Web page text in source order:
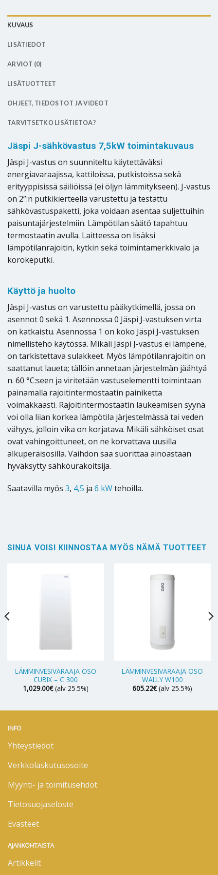
KUVAUS
LISÄTIEDOT
ARVIOT (0)
LISÄTUOTTEET
OHJEET, TIEDOSTOT JA VIDEOT
TARVITSETKO LISÄTIETOA?
Jäspi J-sähkövastus 7,5kW toimintakuvaus
Jäspi J-vastus on suunniteltu käytettäväksi
energiavaraajissa, kattiloissa, putkistoissa sekä
erityyppisissä säiliöissä (ei öljyn lämmitykseen). J-vastus
on 2”:n putkikierteellä varustettu ja testattu
sähkövastuspaketti, joka voidaan asentaa suljettuihin
paisuntajärjestelmiin. Lämpötilan säätö tapahtuu
termostaatin avulla. Laitteessa on lisäksi
lämpötilanrajoitin, kytkin sekä toimintamerkkivalo ja
korokeputki.
Käyttö ja huolto
Jäspi J-vastus on varustettu pääkytkimellä, jossa on
asennot 0 sekä 1. Asennossa 0 Jäspi J-vastuksen virta
on katkaistu. Asennossa 1 on koko Jäspi J-vastuksen
nimellisteho käytössä. Mikäli Jäspi J-vastus ei lämpene,
on tarkistettava sulakkeet. Myös lämpötilanrajoitin on
saattanut laueta; tällöin annetaan järjestelmän jäähtyä
n. 60 °C:seen ja viritetään vastuselementti toimintaan
painamalla rajoitintermostaatin painiketta
voimakkaasti. Rajoitintermostaatin laukeamisen syynä
voi olla liian korkea lämpötila järjestelmässä tai veden
vähyys, jolloin vika on korjatava. Mikäli sähköiset osat
ovat vahingoittuneet, on ne korvattava uusilla
alkuperäisosilla. Vaihdon saa suorittaa ainoastaan
hyväksytty sähköurakoitsija.
Saatavilla myös 3, 4,5 ja 6 kWtehoilla.
SINUA VOISI KIINNOSTAA MYÖS NÄMÄ TUOTTEET
LÄMMINVESIVARAAJA OSO
CUBIX – C 300
1,029.00€ (alv 25.5%)
LÄMMINVESIVARAAJA OSO
WALLY W100
605.22€ (alv 25.5%)
INFO
Yhteystiedot
Verkkolaskutusosoite
Myynti- ja toimitusehdot
Tietosuojaseloste
Evästeet
AJANKOHTAISTA
Artikkelit